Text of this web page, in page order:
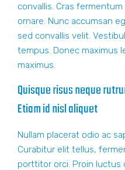
convallis. Cras
ornare. Nunc accumsan
sed convallis velit.
tempus. Donec maximus
maximus.
Quisque risus neque
Etiam id nisl aliquet
Nullam placerat odio ac
Curabitur elit tellus,
porttitor orci. Proin luctus